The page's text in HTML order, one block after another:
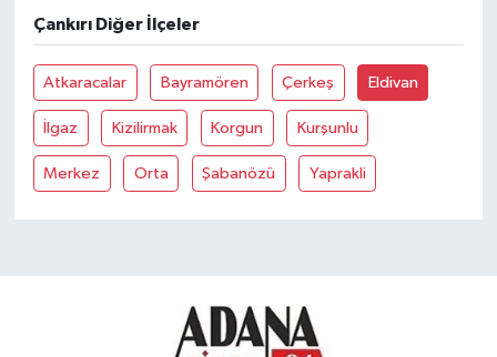
Çankırı Diğer İlçeler
Atkaracalar Bayramören Çerkeş Eldivan
İlgaz Kizilirmak Korgun Kurşunlu
Merkez Orta Şabanözü Yaprakli